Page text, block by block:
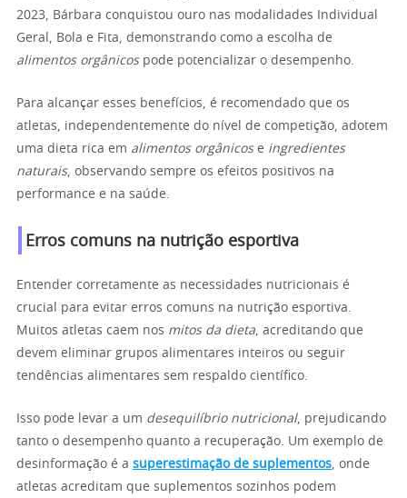
2023, Bárbara conquistou ouro nas modalidades Individual
Geral, Bola e Fita, demonstrando como a escolha de
alimentos orgânicospode potencializar o desempenho.
Para alcançar esses benefícios, é recomendado que os
atletas, independentemente do nível de competição, adotem
uma dieta rica em alimentos orgânicose ingredientes
naturais, observando sempre os efeitos positivos na
performance e na saúde.
Erros comuns na nutrição esportiva
Entender corretamente as necessidades nutricionais é
crucial para evitar erros comuns na nutrição esportiva.
Muitos atletas caem nos mitos da dieta , acreditando que
devem eliminar grupos alimentares inteiros ou seguir
tendências alimentares sem respaldo científico.
Isso pode levar a um desequilíbrio nutricional, prejudicando
tanto o desempenho quanto a recuperação. Um exemplo de
desinformação é a superestimação de suplementos , onde
atletas acreditam que suplementos sozinhos podem